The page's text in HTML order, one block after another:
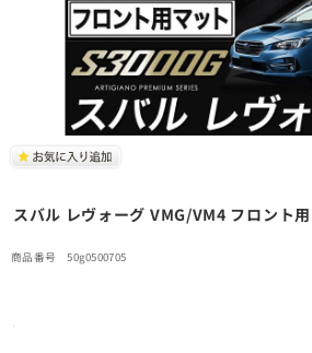
スバル レヴォーグ VMG/VM4 フロント
50g0500705